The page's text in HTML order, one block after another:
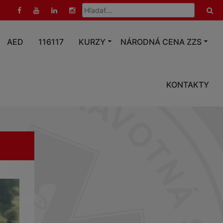
Hľadať:
AED 116117 KURZY NÁRODNÁ CENA ZZS
KONTAKTY